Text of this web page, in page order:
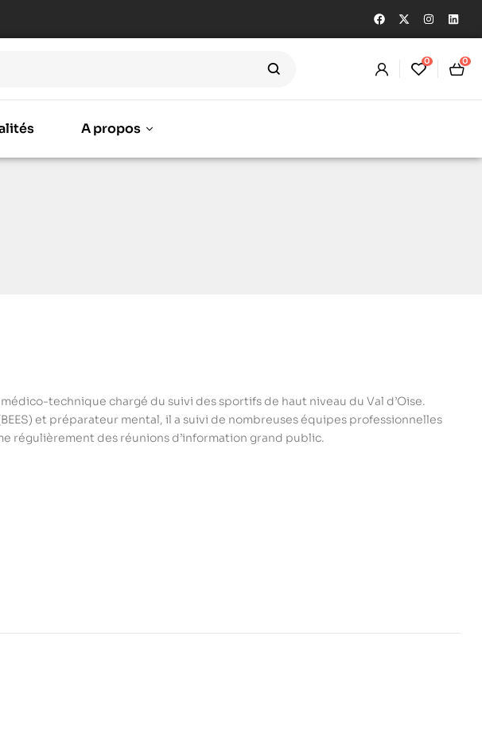
0 0
A propos
technique chargé du suivi des sportifs de haut niveau du Val d’Oise.
et préparateur mental, il a suivi de nombreuses équipes professionnelles
régulièrement des réunions d’information grand public.